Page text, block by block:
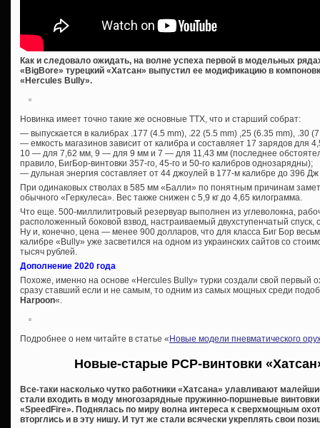
Как и следовало ожидать, на волне успеха первой в модельных
«BigBore» турецкий «Хатсан» выпустил ее модификацию в
«Hercules Bully».
Новинка имеет точно такие же основные ТТХ, что и старший собрат:
— выпускается в калибрах .177 (4.5 mm), .22 (5.5 mm) ,25 (6.35 mm), .30
— емкость магазинов зависит от калибра и составляет 17 зарядов
10 — для 7,62 мм, 9 — для 9 мм и 7 — для 11,43 мм (последнее
правило, БигБор-винтовки 357-го, 45-го и 50-го калибров однозарядны);
— дульная энергия составляет от 44 джоулей в 177-м калибре до 396
При одинаковых стволах в 585 мм «Балли» по понятным причинам
обычного «Геркулеса». Вес также снижен с 5,9 кг до 4,65 килограмма.
Что еще. 500-миллилитровый резервуар выполнен из углеволокна,
расположенный боковой взвод, настраиваемый двухступенчатый
Ну и, конечно, цена — менее 900 долларов, что для класса Биг Бор
калибре «Bully» уже засветился на одном из украинских сайтов со
тысяч рублей.
Дополнение 2020 года
Похоже, именно на основе «Hercules Bully» турки создали свой первый
сразу ставший если и не самым, то одним из самых мощных среди
Harpoon«.
Подробнее о нем читайте в статье « Новые модели пневматического
Новые-старые PCP-винтовки
Все-таки насколько чутко работники «Хатсана» улавливают
стали входить в моду многозарядные пружинно-поршневые
«SpeedFire». Поднялась по миру волна интереса к сверхмощным
вторглись и в эту нишу. И тут же стали всячески укреплять свои